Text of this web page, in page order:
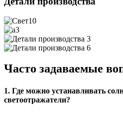
Часто задаваемые
1. Где можно устанавливать
светоотражатели?